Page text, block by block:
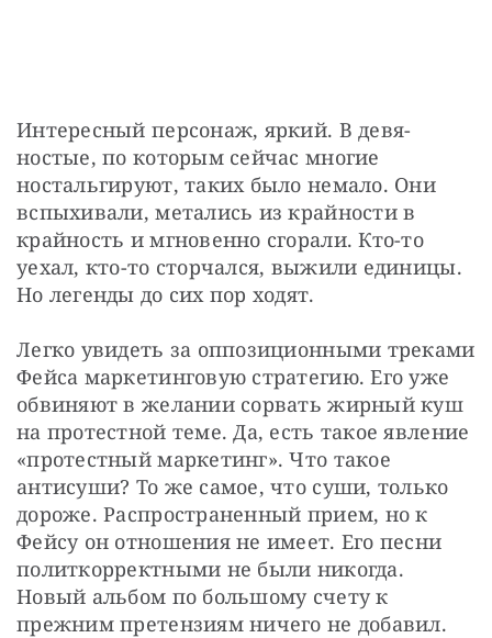
Интересный персонаж, яркий. В девя­
ностые, по которым сейчас многие
ностальгируют, таких было немало. Они
вспыхивали, метались из крайности в
крайность и мгновенно сгорали. Кто-то
уехал, кто-то сторчался, выжили единицы.
Но легенды до сих пор ходят.
Легко увидеть за оппозиционными треками
Фейса маркетинговую стратегию. Его уже
обвиняют в желании сорвать жирный куш
на протестной теме. Да, есть такое явление
«протестный маркетинг». Что такое
антисуши? То же самое, что суши, только
дороже. Распространенный прием, но к
Фейсу он отношения не имеет. Его песни
политкорректными не были никогда.
Новый альбом по большому счету к
прежним претензиям ничего не добавил.